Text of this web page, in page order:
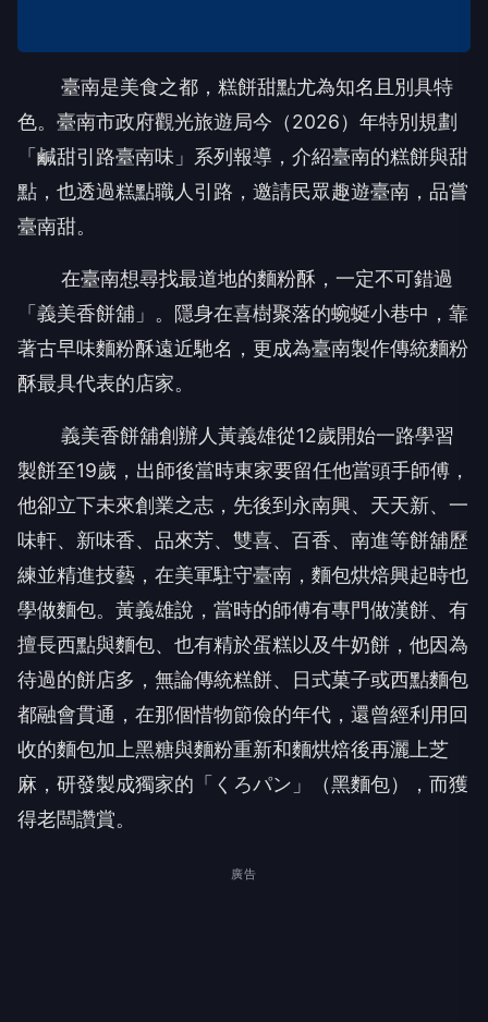
臺南是美食之都，糕餅甜點尤為知名且別具特
色。臺南市政府觀光旅遊局今（2026）年特別規劃
「鹹甜引路臺南味」系列報導，介紹臺南的糕餅與甜
點，也透過糕點職人引路，邀請民眾趣遊臺南，品嘗
臺南甜。
在臺南想尋找最道地的麵粉酥，一定不可錯過
「義美香餅舖」。隱身在喜樹聚落的蜿蜒小巷中，靠
著古早味麵粉酥遠近馳名，更成為臺南製作傳統麵粉
酥最具代表的店家。
義美香餅舖創辦人黃義雄從12歲開始一路學習
製餅至19歲，出師後當時東家要留任他當頭手師傅，
他卻立下未來創業之志，先後到永南興、天天新、一
味軒、新味香、品來芳、雙喜、百香、南進等餅舖歷
練並精進技藝，在美軍駐守臺南，麵包烘焙興起時也
學做麵包。黃義雄說，當時的師傅有專門做漢餅、有
擅長西點與麵包、也有精於蛋糕以及牛奶餅，他因為
待過的餅店多，無論傳統糕餅、日式菓子或西點麵包
都融會貫通，在那個惜物節儉的年代，還曾經利用回
收的麵包加上黑糖與麵粉重新和麵烘焙後再灑上芝
麻，研發製成獨家的「くろパン」（黑麵包），而獲
得老闆讚賞。
廣告